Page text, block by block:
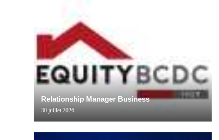
Relationship Manager Business
30 juillet 2026